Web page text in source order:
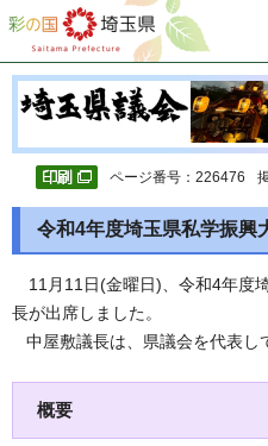
彩の国 埼玉県
ページ番号：226476
令和4年度埼玉県私学振興
11月11日(金曜日)、令和4年度
長が出席しました。
中屋敷議長は、県議会を代表し
概要